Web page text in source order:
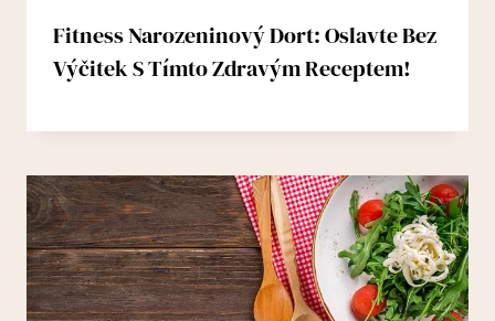
Fitness Narozeninový Dort: Oslavte Bez
Výčitek S Tímto Zdravým Receptem!